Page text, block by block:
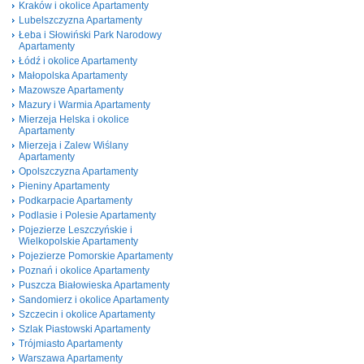
Kraków i okolice Apartamenty
Lubelszczyzna Apartamenty
Łeba i Słowiński Park Narodowy
Apartamenty
Łódź i okolice Apartamenty
Małopolska Apartamenty
Mazowsze Apartamenty
Mazury i Warmia Apartamenty
Mierzeja Helska i okolice
Apartamenty
Mierzeja i Zalew Wiślany
Apartamenty
Opolszczyzna Apartamenty
Pieniny Apartamenty
Podkarpacie Apartamenty
Podlasie i Polesie Apartamenty
Pojezierze Leszczyńskie i
Wielkopolskie Apartamenty
Pojezierze Pomorskie Apartamenty
Poznań i okolice Apartamenty
Puszcza Białowieska Apartamenty
Sandomierz i okolice Apartamenty
Szczecin i okolice Apartamenty
Szlak Piastowski Apartamenty
Trójmiasto Apartamenty
Warszawa Apartamenty